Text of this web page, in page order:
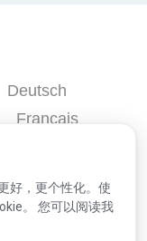
好，更个性化。使
。 您可以阅读我
Deutsch
Français